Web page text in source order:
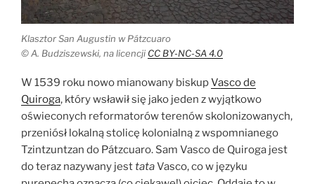
Klasztor San Augustin w Pátzcuaro
© A. Budziszewski, na licencji CC BY-NC-SA 4.0
W 1539 roku nowo mianowany biskupVasco de
Quiroga, który wsławił się jako jeden z wyjątkowo
oświeconych reformatorów terenów skolonizowanych,
przeniósł lokalną stolicę kolonialną z wspomnianego
Tzintzuntzan do Pátzcuaro. Sam Vasco de Quiroga jest
do teraz nazywany jesttataVasco, co w języku